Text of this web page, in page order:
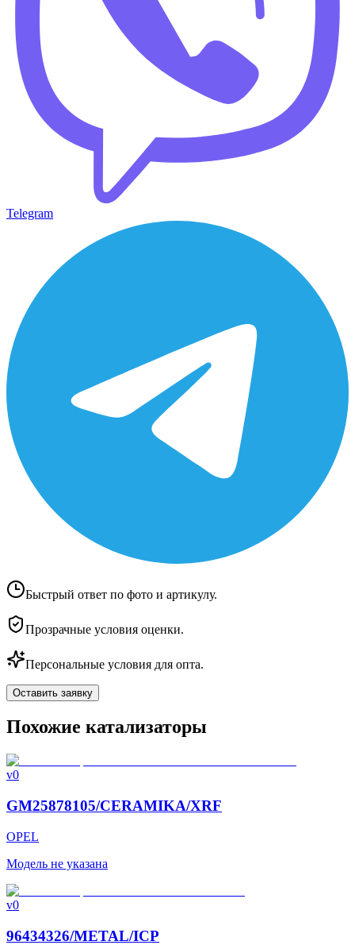
Telegram
Быстрый ответ по фото и артикулу.
Прозрачные условия оценки.
Персональные условия для опта.
Оставить заявку
Похожие катализаторы
v0
GM25878105/CERAMIKA/XRF
OPEL
Модель не указана
v0
96434326/METAL/ICP